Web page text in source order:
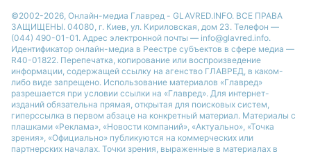
©2002-2026, Онлайн-медиа Главред - GLAVRED.INFO. ВСЕ ПРАВА
ЗАЩИЩЕНЫ. 04080, г. Киев, ул. Кириловская, дом 23. Телефон —
(044) 490-01-01. Адрес электронной почты — info@glavred.info.
Идентификатор онлайн-медиа в Реестре cубъектов в сфере медиа —
R40-01822. Перепечатка, копирование или воспроизведение
информации, содержащей ссылку на агенство ГЛАВРЕД, в каком-
либо виде запрещено. Использование материалов «Главред»
разрешается при условии ссылки на «Главред». Для интернет-
изданий обязательна прямая, открытая для поисковых систем,
гиперссылка в первом абзаце на конкретный материал. Материалы с
плашками «Реклама», «Новости компаний», «Актуально», «Точка
зрения», «Официально» публикуются на коммерческих или
партнерских началах. Точки зрения, выраженные в материалах в